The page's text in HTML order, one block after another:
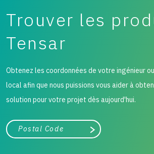
Trouver les
Tensar
Obtenez les coordonnées de votre ingénieur
local afin que nous puissions vous aider à
solution pour votre projet dès aujourd'hui.
Ville, état ou code postal
Chercher